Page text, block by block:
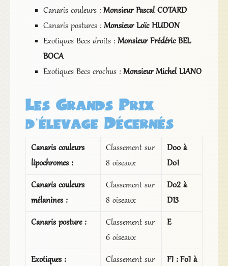
Canaris couleurs : Monsieur Pascal COTARD
Canaris postures : Monsieur Loïc HUDON
Exotiques Becs droits : Monsieur Frédéric BEL
BOCA
Exotiques Becs crochus : Monsieur Michel LIANO
Les Grands Prix
d’élevage Décernés
Canaris couleurs
lipochromes :
Classement sur
8 oiseaux
D00 à
D01
Canaris couleurs
mélanines :
Classement sur
8 oiseaux
D02 à
D13
Canaris posture :
Classement sur
6 oiseaux
E
Exotiques :
Classement sur
F1 : F01 à